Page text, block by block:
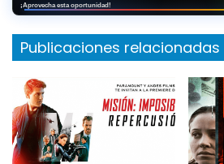
¡Aprovecha esta oportunidad!
Publicaciones relacionadas